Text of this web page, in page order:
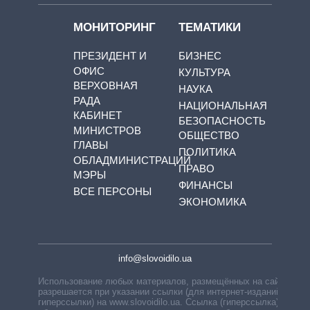
МОНИТОРИНГ
ПРЕЗИДЕНТ И
ОФИС
ВЕРХОВНАЯ
РАДА
КАБИНЕТ
МИНИСТРОВ
ГЛАВЫ
ОБЛАДМИНИСТРАЦИЙ
МЭРЫ
ВСЕ ПЕРСОНЫ
ТЕМАТИКИ
БИЗНЕС
КУЛЬТУРА
НАУКА
НАЦИОНАЛЬНАЯ
БЕЗОПАСНОСТЬ
ОБЩЕСТВО
ПОЛИТИКА
ПРАВО
ФИНАНСЫ
ЭКОНОМИКА
info@slovoidilo.ua
Использование любых материалов, размещённых на сайте,
разрешается при указании ссылки (для интернет-изданий —
гиперссылки) на www.slovoidilo.ua. Ссылка (гиперссылка)